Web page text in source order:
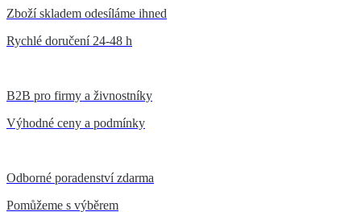
Zboží skladem odesíláme ihned
Rychlé doručení 24-48 h
B2B pro firmy a živnostníky
Výhodné ceny a podmínky
Odborné poradenství zdarma
Pomůžeme s výběrem